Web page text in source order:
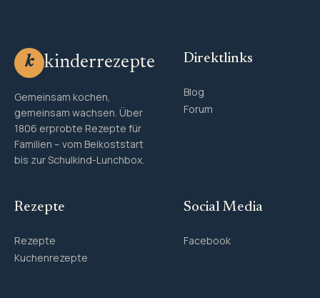
k kinderrezepte
Gemeinsam kochen,
gemeinsam wachsen. Über
1806 erprobte Rezepte für
Familien – vom Beikoststart
bis zur Schulkind-Lunchbox.
Direktlinks
Blog
Forum
Rezepte
Rezepte
Kuchenrezepte
Social Media
Facebook